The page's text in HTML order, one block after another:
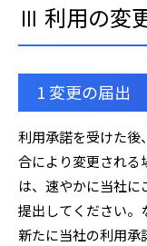
Ⅲ 利用の変
1 変更の届出
利用承諾を受けた後
合により変更される
は、速やかに当社に
提出してください。
新たに当社の利用承